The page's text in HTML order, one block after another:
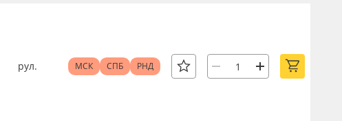
рул. МСК СПБ РНД